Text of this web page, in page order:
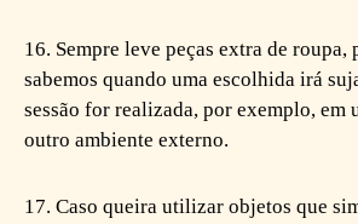
16. Sempre leve peças extra de roupa,
sabemos quando uma escolhida irá
sessão for realizada, por exemplo, em
outro ambiente externo.
17. Caso queira utilizar objetos que